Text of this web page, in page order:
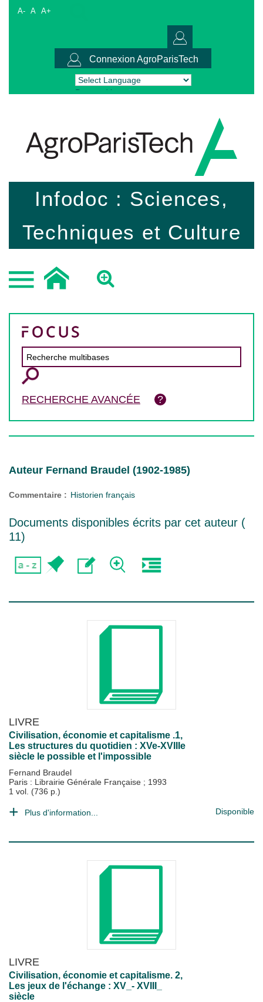
A- A A+
Connexion AgroParisTech
Powered by Translate
Infodoc : Sciences,
Techniques et Culture
RECHERCHE AVANCÉE
Auteur Fernand Braudel (1902-1985)
Commentaire : Historien français
Documents disponibles écrits par cet auteur (
11)
LIVRE
Civilisation, économie et capitalisme .1,
Les structures du quotidien : XVe-XVIIIe
siècle le possible et l'impossible
Fernand Braudel
Paris : Librairie Générale Française ; 1993
1 vol. (736 p.)
Plus d'information... Disponible
LIVRE
Civilisation, économie et capitalisme. 2,
Les jeux de l'échange : XV_- XVIII_
siècle